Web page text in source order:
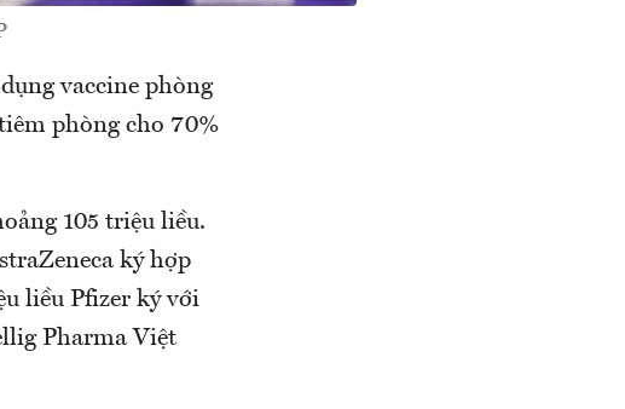
vaccine phòng
phòng cho 70%
105 triệu liều.
ký hợp
liều Pfizer ký với
Pharma Việt